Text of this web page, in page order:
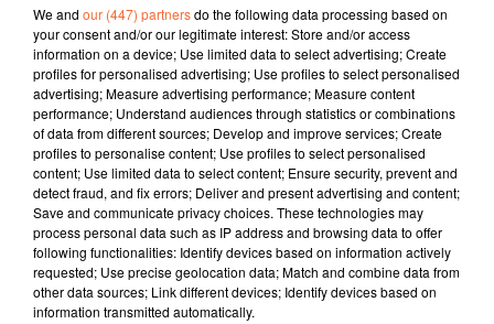
Patrice Bémanangy
L'info près de chez vous
A un an des élections municipales, les maires deux-
sévriens se sont retrouvés jeudi dernier à Saint-
Maixent-l’Ecole pour le congrès départemental des
collectivités.
L'entreprise Go Plast basée à Rorthais célébrait la
semaine dernière ses 35 ans avec la fièreté de s'être
sortie d'un redressement judiciaire.
L’hôtellerie St Jean, véritable intitution thouarsaise
We and our (447) partnersdo the following data processing based on
your consent and/or our legitimate interest: Store and/or access
information on a device; Use limited data to select advertising; Create
profiles for personalised advertising; Use profiles to select personalised
advertising; Measure advertising performance; Measure content
performance; Understand audiences through statistics or combinations
of data from different sources; Develop and improve services; Create
profiles to personalise content; Use profiles to select personalised
content; Use limited data to select content; Ensure security, prevent and
detect fraud, and fix errors; Deliver and present advertising and content;
Save and communicate privacy choices. These technologies may
process personal data such as IP address and browsing data to offer
following functionalities: Identify devices based on information actively
requested; Use precise geolocation data; Match and combine data from
other data sources; Link different devices; Identify devices based on
information transmitted automatically.